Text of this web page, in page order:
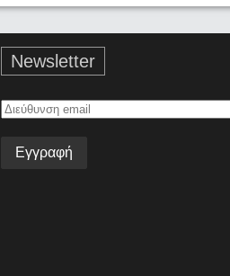
Newsletter
Διεύθυνση